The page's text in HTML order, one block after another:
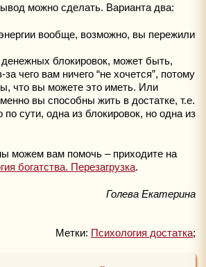
можно сделать. Варианта два:
вообще, возможно, вы пережили
блокировок, может быть,
чего вам ничего “не хочется”, потому
что вы можете это иметь. Или
вы способны жить в достатке, т.е.
по сути, одна из блокировок, но одна из
можем вам помочь – приходите на
богатства. Перезагрузка.
Голева Екатерина
Метки: Психология достатка;